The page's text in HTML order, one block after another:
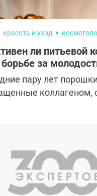
красота и уход
ли питьевой
борьбе за
пару лет
коллагеном,
препараты или это
ход
Давайте